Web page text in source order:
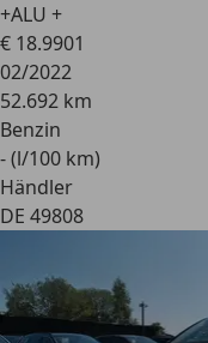
+ALU +
€ 18.9901
02/2022
52.692 km
Benzin
- (l/100 km)
Händler
DE 49808